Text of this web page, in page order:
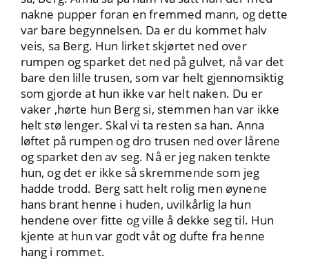
nakne pupper foran en fremmed mann, og dette
var bare begynnelsen. Da er du kommet halv
veis, sa Berg. Hun lirket skjørtet ned over
rumpen og sparket det ned på gulvet, nå var det
bare den lille trusen, som var helt gjennomsiktig
som gjorde at hun ikke var helt naken. Du er
vaker ,hørte hun Berg si, stemmen han var ikke
helt stø lenger. Skal vi ta resten sa han. Anna
løftet på rumpen og dro trusen ned over lårene
og sparket den av seg. Nå er jeg naken tenkte
hun, og det er ikke så skremmende som jeg
hadde trodd. Berg satt helt rolig men øynene
hans brant henne i huden, uvilkårlig la hun
hendene over fitte og ville å dekke seg til. Hun
kjente at hun var godt våt og dufte fra henne
hang i rommet.